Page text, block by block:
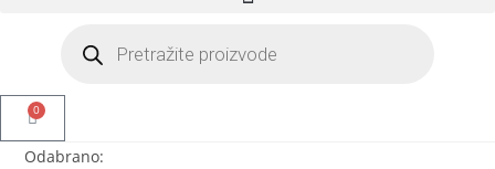
0
Odabrano: